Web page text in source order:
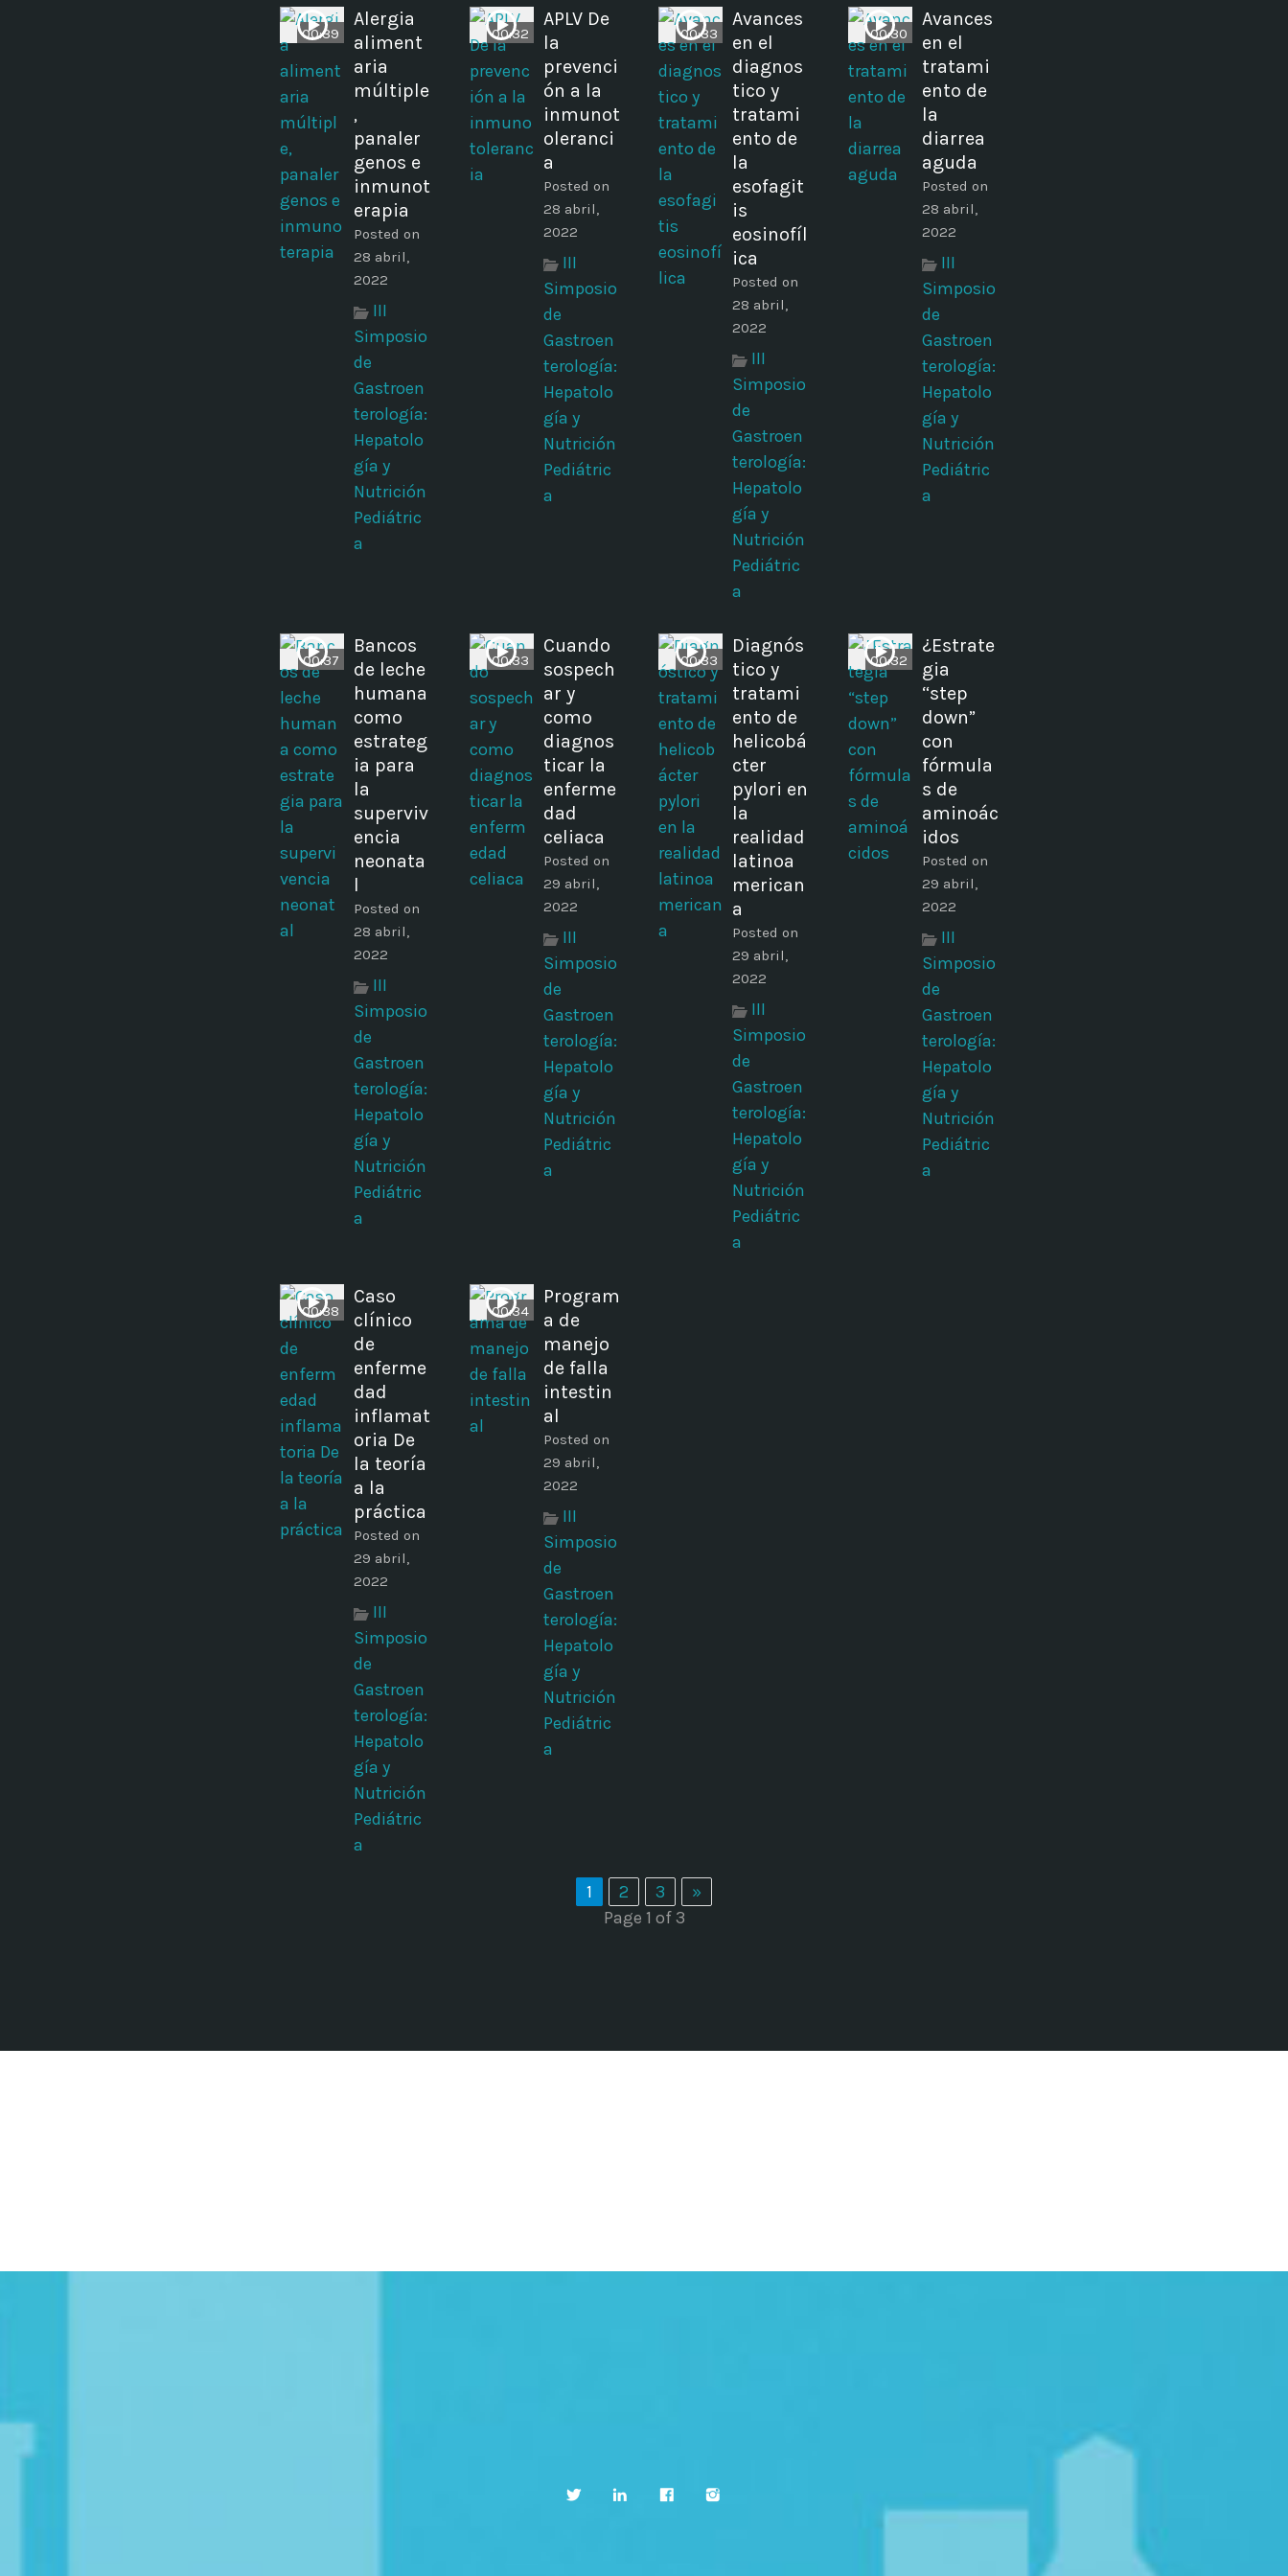
00:39
Alergia
aliment
aria
múltiple
,
panaler
genos e
inmunot
erapia
Posted on
28 abril,
2022
III
Simposio
de
Gastroen
terología:
Hepatolo
gía y
Nutrición
Pediátric
a
00:32
APLV De
la
prevenci
ón a la
inmunot
oleranci
a
Posted on
28 abril,
2022
III
Simposio
de
Gastroen
terología:
Hepatolo
gía y
Nutrición
Pediátric
a
00:33
Avances
en el
diagnos
tico y
tratami
ento de
la
esofagit
is
eosinofíl
ica
Posted on
28 abril,
2022
III
Simposio
de
Gastroen
terología:
Hepatolo
gía y
Nutrición
Pediátric
a
00:30
Avances
en el
tratami
ento de
la
diarrea
aguda
Posted on
28 abril,
2022
III
Simposio
de
Gastroen
terología:
Hepatolo
gía y
Nutrición
Pediátric
a
00:37
Bancos
de leche
humana
como
estrateg
ia para
la
superviv
encia
neonata
l
Posted on
28 abril,
2022
III
Simposio
de
Gastroen
terología:
Hepatolo
gía y
Nutrición
Pediátric
a
00:33
Cuando
sospech
ar y
como
diagnos
ticar la
enferme
dad
celiaca
Posted on
29 abril,
2022
III
Simposio
de
Gastroen
terología:
Hepatolo
gía y
Nutrición
Pediátric
a
00:33
Diagnós
tico y
tratami
ento de
helicobá
cter
pylori en
la
realidad
latinoa
merican
a
Posted on
29 abril,
2022
III
Simposio
de
Gastroen
terología:
Hepatolo
gía y
Nutrición
Pediátric
a
00:32
¿Estrate
gia
“step
down”
con
fórmula
s de
aminoác
idos
Posted on
29 abril,
2022
III
Simposio
de
Gastroen
terología:
Hepatolo
gía y
Nutrición
Pediátric
a
00:38
Caso
clínico
de
enferme
dad
inflamat
oria De
la teoría
a la
práctica
Posted on
29 abril,
2022
III
Simposio
de
Gastroen
terología:
Hepatolo
gía y
Nutrición
Pediátric
a
00:34
Program
a de
manejo
de falla
intestin
al
Posted on
29 abril,
2022
III
Simposio
de
Gastroen
terología:
Hepatolo
gía y
Nutrición
Pediátric
a
1 2 3
»
Page 1 of 3